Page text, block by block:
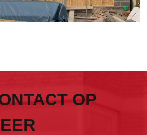
OP